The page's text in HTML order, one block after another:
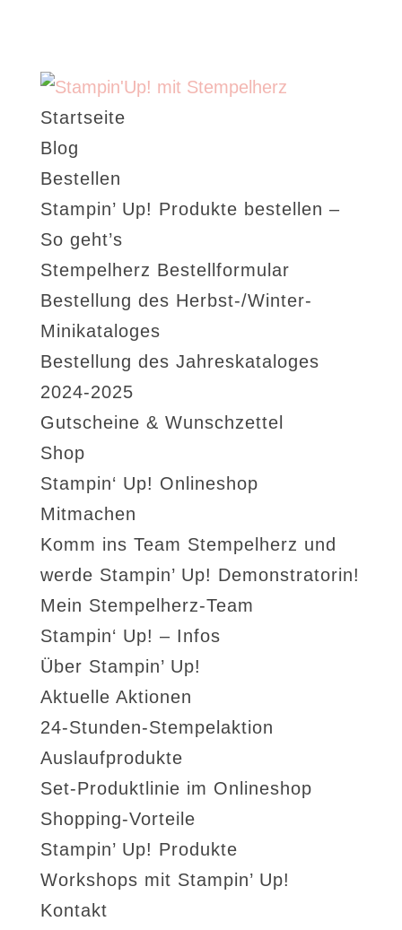
Startseite
Blog
Bestellen
Stampin’ Up! Produkte bestellen –
So geht’s
Stempelherz Bestellformular
Bestellung des Herbst-/Winter-
Minikataloges
Bestellung des Jahreskataloges
2024-2025
Gutscheine & Wunschzettel
Shop
Stampin‘ Up! Onlineshop
Mitmachen
Komm ins Team Stempelherz und
werde Stampin’ Up! Demonstratorin!
Mein Stempelherz-Team
Stampin‘ Up! – Infos
Über Stampin’ Up!
Aktuelle Aktionen
24-Stunden-Stempelaktion
Auslaufprodukte
Set-Produktlinie im Onlineshop
Shopping-Vorteile
Stampin’ Up! Produkte
Workshops mit Stampin’ Up!
Kontakt